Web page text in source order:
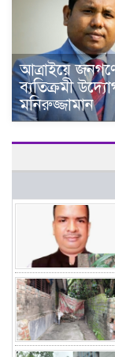
আত্রাইয়ে
ব্যতিক্রমী
মনিরুজ্জামান